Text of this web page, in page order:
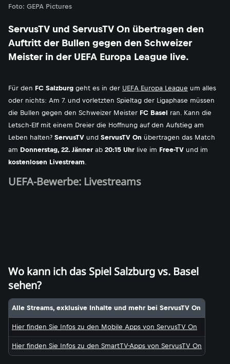
Foto: GEPA Pictures
ServusTV und ServusTV On übertragen den
Auftritt der Bullen gegen den Schweizer
Meister in der UEFA Europa League live.
Für den FC Salzburg geht es in der UEFA Europa League um alles
oder nichts: Am 7. und vorletzten Spieltag der Ligaphase müssen
die Bullen gegen den Schweizer Meister FC Basel ran. Kann die
Letsch-Elf mit einem Dreier die Hoffnung auf den Aufstieg am
Leben halten? ServusTV und ServusTV On übertragen das Match
am Donnerstag, 22. Jänner ab 20:15 Uhr live im Free-TV und im
kostenlosen Livestream.
UEFA-Bewerbe: Livestreams
Wo kann ich das Spiel Salzburg vs. Basel
sehen?
Alle Streams, exklusive Inhalte und mehr bei ServusTV On
Hier finden Sie Infos zu den Mobile Apps von ServusTV On
Hier finden Sie Infos zu den SmartTV-Apps von ServusTV On